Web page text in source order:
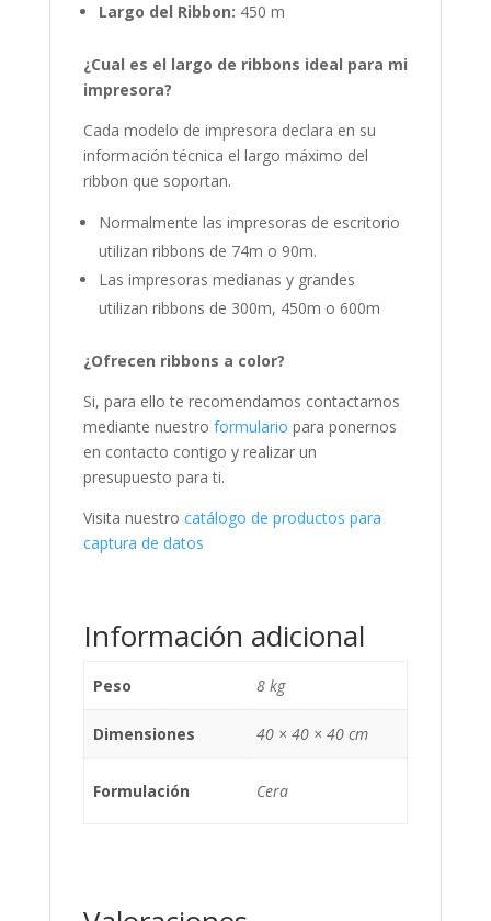
Largo del Ribbon: 450 m
¿Cual es el largo de ribbons ideal para mi
impresora?
Cada modelo de impresora declara en su
información técnica el largo máximo del
ribbon que soportan.
Normalmente las impresoras de escritorio
utilizan ribbons de 74m o 90m.
Las impresoras medianas y grandes
utilizan ribbons de 300m, 450m o 600m
¿Ofrecen ribbons a color?
Si, para ello te recomendamos contactarnos
mediante nuestro formulario para ponernos
en contacto contigo y realizar un
presupuesto para ti.
Visita nuestro catálogo de productos para
captura de datos
Información adicional
Peso 8 kg
Dimensiones 40 × 40 × 40 cm
Formulación Cera